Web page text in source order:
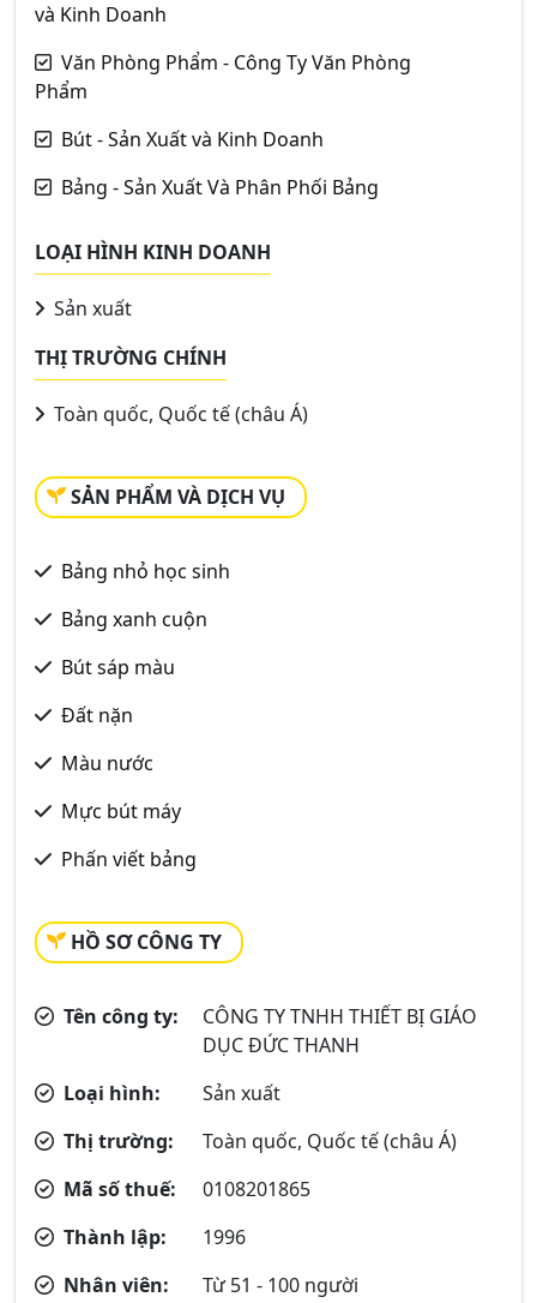
và Kinh Doanh
Văn Phòng Phẩm - Công Ty Văn Phòng
Phẩm
Bút - Sản Xuất và Kinh Doanh
Bảng - Sản Xuất Và Phân Phối Bảng
LOẠI HÌNH KINH DOANH
Sản xuất
THỊ TRƯỜNG CHÍNH
Toàn quốc, Quốc tế (châu Á)
SẢN PHẨM VÀ DỊCH VỤ
Bảng nhỏ học sinh
Bảng xanh cuộn
Bút sáp màu
Đất nặn
Màu nước
Mực bút máy
Phấn viết bảng
HỒ SƠ CÔNG TY
Tên công ty:
CÔNG TY TNHH THIẾT BỊ GIÁO
DỤC ĐỨC THANH
Loại hình:
Sản xuất
Thị trường:
Toàn quốc, Quốc tế (châu Á)
Mã số thuế:
0108201865
Thành lập:
1996
Nhân viên:
Từ 51 - 100 người